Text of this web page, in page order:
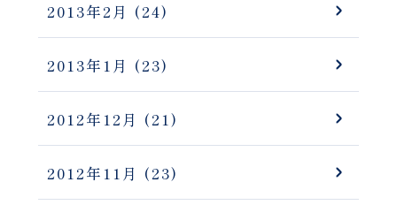
2013年2月 (24)
2013年1月 (23)
2012年12月 (21)
2012年11月 (23)